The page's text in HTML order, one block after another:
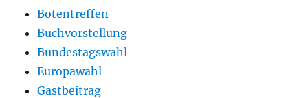
Botentreffen
Buchvorstellung
Bundestagswahl
Europawahl
Gastbeitrag